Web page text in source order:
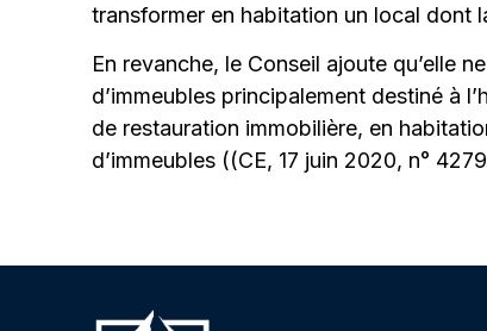
transformer en habitation un local dont
En revanche, le Conseil ajoute qu’elle
d’immeubles principalement destiné à
de restauration immobilière, en
d’immeubles ((CE, 17 juin 2020, n°